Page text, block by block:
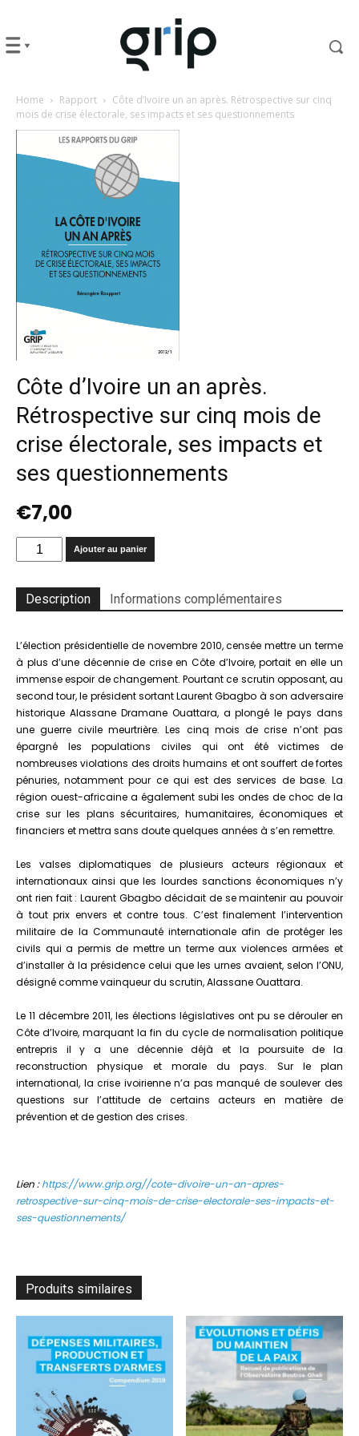
Home Rapport
Côte d’Ivoire un an après. Rétrospective sur cinq
mois de crise électorale, ses impacts et ses questionnements
Côte d’Ivoire un an après.
Rétrospective sur cinq mois de
crise électorale, ses impacts et
ses questionnements
€7,00
quantité
de
d'Ivoire
un
après.
Rétrospective
sur
cinq
mois
de
crise
électorale,
ses
impacts
et
ses
Ajouter au panier
Description Informations complémentaires
L’élection présidentielle de novembre 2010, censée mettre un terme
à plus d’une décennie de crise en Côte d’Ivoire, portait en elle un
immense espoir de changement. Pourtant ce scrutin opposant, au
second tour, le président sortant Laurent Gbagbo à son adversaire
historique Alassane Dramane Ouattara, a plongé le pays dans
une guerre civile meurtrière. Les cinq mois de crise n’ont pas
épargné les populations civiles qui ont été victimes de
nombreuses violations des droits humains et ont souffert de fortes
pénuries, notamment pour ce qui est des services de base. La
région ouest-africaine a également subi les ondes de choc de la
crise sur les plans sécuritaires, humanitaires, économiques et
financiers et mettra sans doute quelques années à s’en remettre.
Les valses diplomatiques de plusieurs acteurs régionaux et
internationaux ainsi que les lourdes sanctions économiques n’y
ont rien fait : Laurent Gbagbo décidait de se maintenir au pouvoir
à tout prix envers et contre tous. C’est finalement l’intervention
militaire de la Communauté internationale afin de protéger les
civils qui a permis de mettre un terme aux violences armées et
d’installer à la présidence celui que les urnes avaient, selon l’ONU,
désigné comme vainqueur du scrutin, Alassane Ouattara.
Le 11 décembre 2011, les élections législatives ont pu se dérouler en
Côte d’Ivoire, marquant la fin du cycle de normalisation politique
entrepris il y a une décennie déjà et la poursuite de la
reconstruction physique et morale du pays. Sur le plan
international, la crise ivoirienne n’a pas manqué de soulever des
questions sur l’attitude de certains acteurs en matière de
prévention et de gestion des crises.
Lien :https://www.grip.org//cote-divoire-un-an-apres-
retrospective-sur-cinq-mois-de-crise-electorale-ses-impacts-et-
ses-questionnements/
Produits similaires